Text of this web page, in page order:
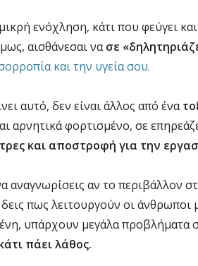
ενόχληση, κάτι που φεύγει
αισθάνεσαι νασε
και την υγεία σου.
αυτό, δεν είναι άλλος από ένα
αρνητικά φορτισμένο, σε
και αποστροφή για την
αναγνωρίσεις αν το περιβάλλον
πως λειτουργούν οι άνθρωποι
υπάρχουν μεγάλα προβλήματα
πάει λάθος.